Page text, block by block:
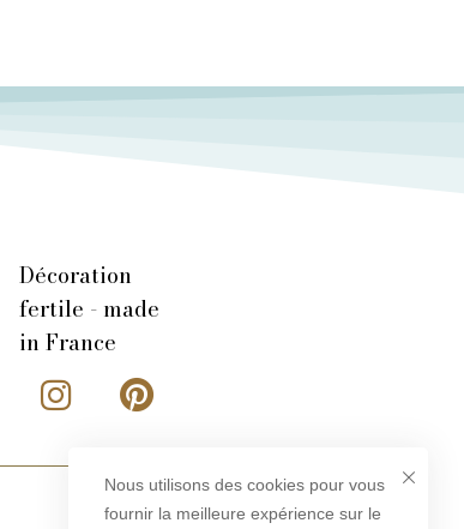
Décoration
fertile - made
in France
Nous utilisons des cookies pour vous
fournir la meilleure expérience sur le